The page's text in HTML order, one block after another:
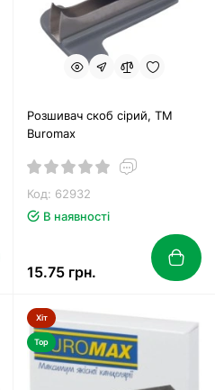
Розшивач скоб сірий, TM
Buromax
Код: 62932
В наявності
15.75 грн.
Хіт
Top